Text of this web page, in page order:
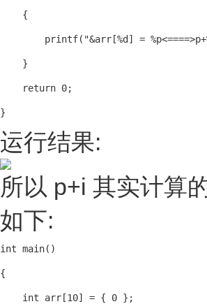
    {
printf("&arr[%d] =
    }
    return 0;
}
运行结果:
所以 p+i 其实计算
如下:
int main()
{
    int arr[10] = { 0 };